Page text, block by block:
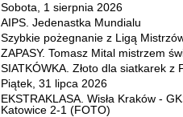
Sobota, 1 sierpnia 2026
AIPS. Jedenastka Mundialu
Szybkie pożegnanie z Ligą
ZAPASY. Tomasz Mital mistrzem
SIATKÓWKA. Złoto dla siatkarek z
Piątek, 31 lipca 2026
EKSTRAKLASA. Wisła Kraków -
Katowice 2-1 (FOTO)